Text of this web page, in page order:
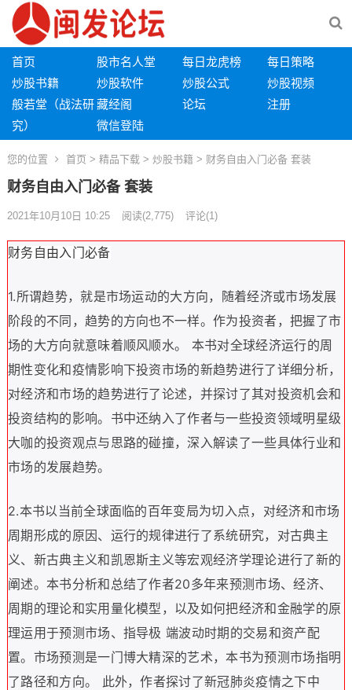
首页 股市名人堂 每日龙虎榜
每日策略
炒股书籍
炒股软件 炒股公式
炒股视频
般若堂（战法研
究）
藏经阁 论坛
注册
微信登陆
您的位置 首页 > 精品下载> 炒股书籍 > 财务自由入门必备 套装
财务自由入门必备 套装
2021年10月10日 10:25 阅读(2,775) 评论(1)
财务自由入门必备
1.所谓趋势，就是市场运动的大方向，随着经济或市场发展
阶段的不同，趋势的方向也不一样。作为投资者，把握了市
场的大方向就意味着顺风顺水。 本书对全球经济运行的周
期性变化和疫情影响下投资市场的新趋势进行了详细分析，
对经济和市场的趋势进行了论述，并探讨了其对投资机会和
投资结构的影响。书中还纳入了作者与一些投资领域明星级
大咖的投资观点与思路的碰撞，深入解读了一些具体行业和
市场的发展趋势。
2.本书以当前全球面临的百年变局为切入点，对经济和市场
周期形成的原因、运行的规律进行了系统研究，对古典主
义、新古典主义和凯恩斯主义等宏观经济学理论进行了新的
阐述。本书分析和总结了作者20多年来预测市场、经济、
周期的理论和实用量化模型，以及如何把经济和金融学的原
理运用于预测市场、指导极 端波动时期的交易和资产配
置。市场预测是一门博大精深的艺术，本书为预测市场指明
了路径和方向。 此外，作者探讨了新冠肺炎疫情之下中